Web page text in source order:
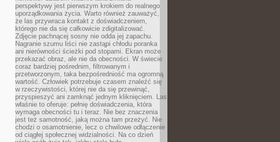
perspektywy jest pierwszym krokiem do realnego
uporządkowania życia. Warto również zauważyć,
że las przywraca kontakt z doświadczeniem,
którego nie da się całkowicie zdigitalizować.
Zdjęcie pachnącej sosny nie odda jej zapachu.
Nagranie szumu liści nie zastąpi chłodu poranka
ani nierówności ścieżki pod stopami. Ekran może
przekazać obraz, ale nie da obecności. W świecie
coraz bardziej pośrednim, filtrowanym i
przetworzonym, taka bezpośredniość ma ogromną
wartość. Człowiek potrzebuje czasem znaleźć się
w rzeczywistości, której nie da się przewinąć,
przyspieszyć ani zamknąć jednym kliknięciem. Las
właśnie to oferuje: pełnię doświadczenia, która
wymaga obecności tu i teraz. Nie bez znaczenia
jest też samotność, jaką można tam przeżyć. Nie
chodzi o osamotnienie, lecz o chwilowe odłączenie
od ciągłej społecznej widzialności. Na co dzień